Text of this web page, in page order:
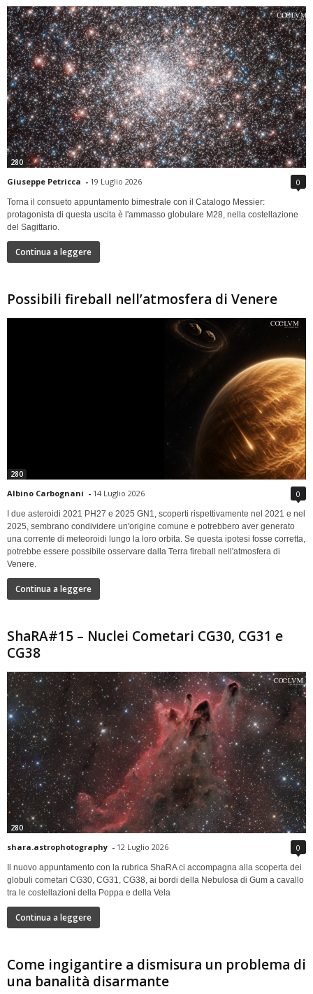
280
Giuseppe Petricca - 19 Luglio 2026 0
Torna il consueto appuntamento bimestrale con il Catalogo Messier:
protagonista di questa uscita è l'ammasso globulare M28, nella costellazione
del Sagittario.
Continua a leggere
Possibili fireball nell’atmosfera di Venere
280
Albino Carbognani - 14 Luglio 2026 0
I due asteroidi 2021 PH27 e 2025 GN1, scoperti rispettivamente nel 2021 e nel
2025, sembrano condividere un'origine comune e potrebbero aver generato
una corrente di meteoroidi lungo la loro orbita. Se questa ipotesi fosse corretta,
potrebbe essere possibile osservare dalla Terra fireball nell'atmosfera di
Venere.
Continua a leggere
ShaRA#15 – Nuclei Cometari CG30, CG31 e
CG38
280
shara.astrophotography - 12 Luglio 2026 0
Il nuovo appuntamento con la rubrica ShaRA ci accompagna alla scoperta dei
globuli cometari CG30, CG31, CG38, ai bordi della Nebulosa di Gum a cavallo
tra le costellazioni della Poppa e della Vela
Continua a leggere
Come ingigantire a dismisura un problema di
una banalità disarmante